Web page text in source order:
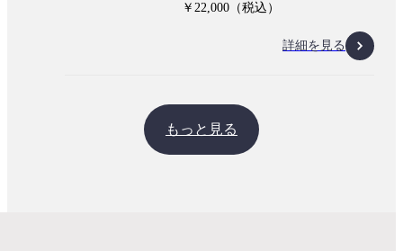
￥22,000（税込）
詳細を見る
もっと見る